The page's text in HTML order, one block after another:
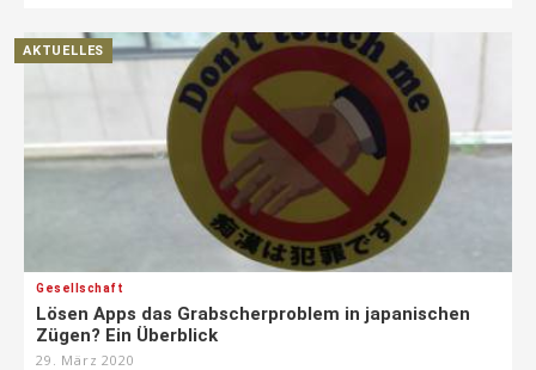
AKTUELLES
Gesellschaft
Lösen Apps das Grabscherproblem in japanischen
Zügen? Ein Überblick
29. März 2020